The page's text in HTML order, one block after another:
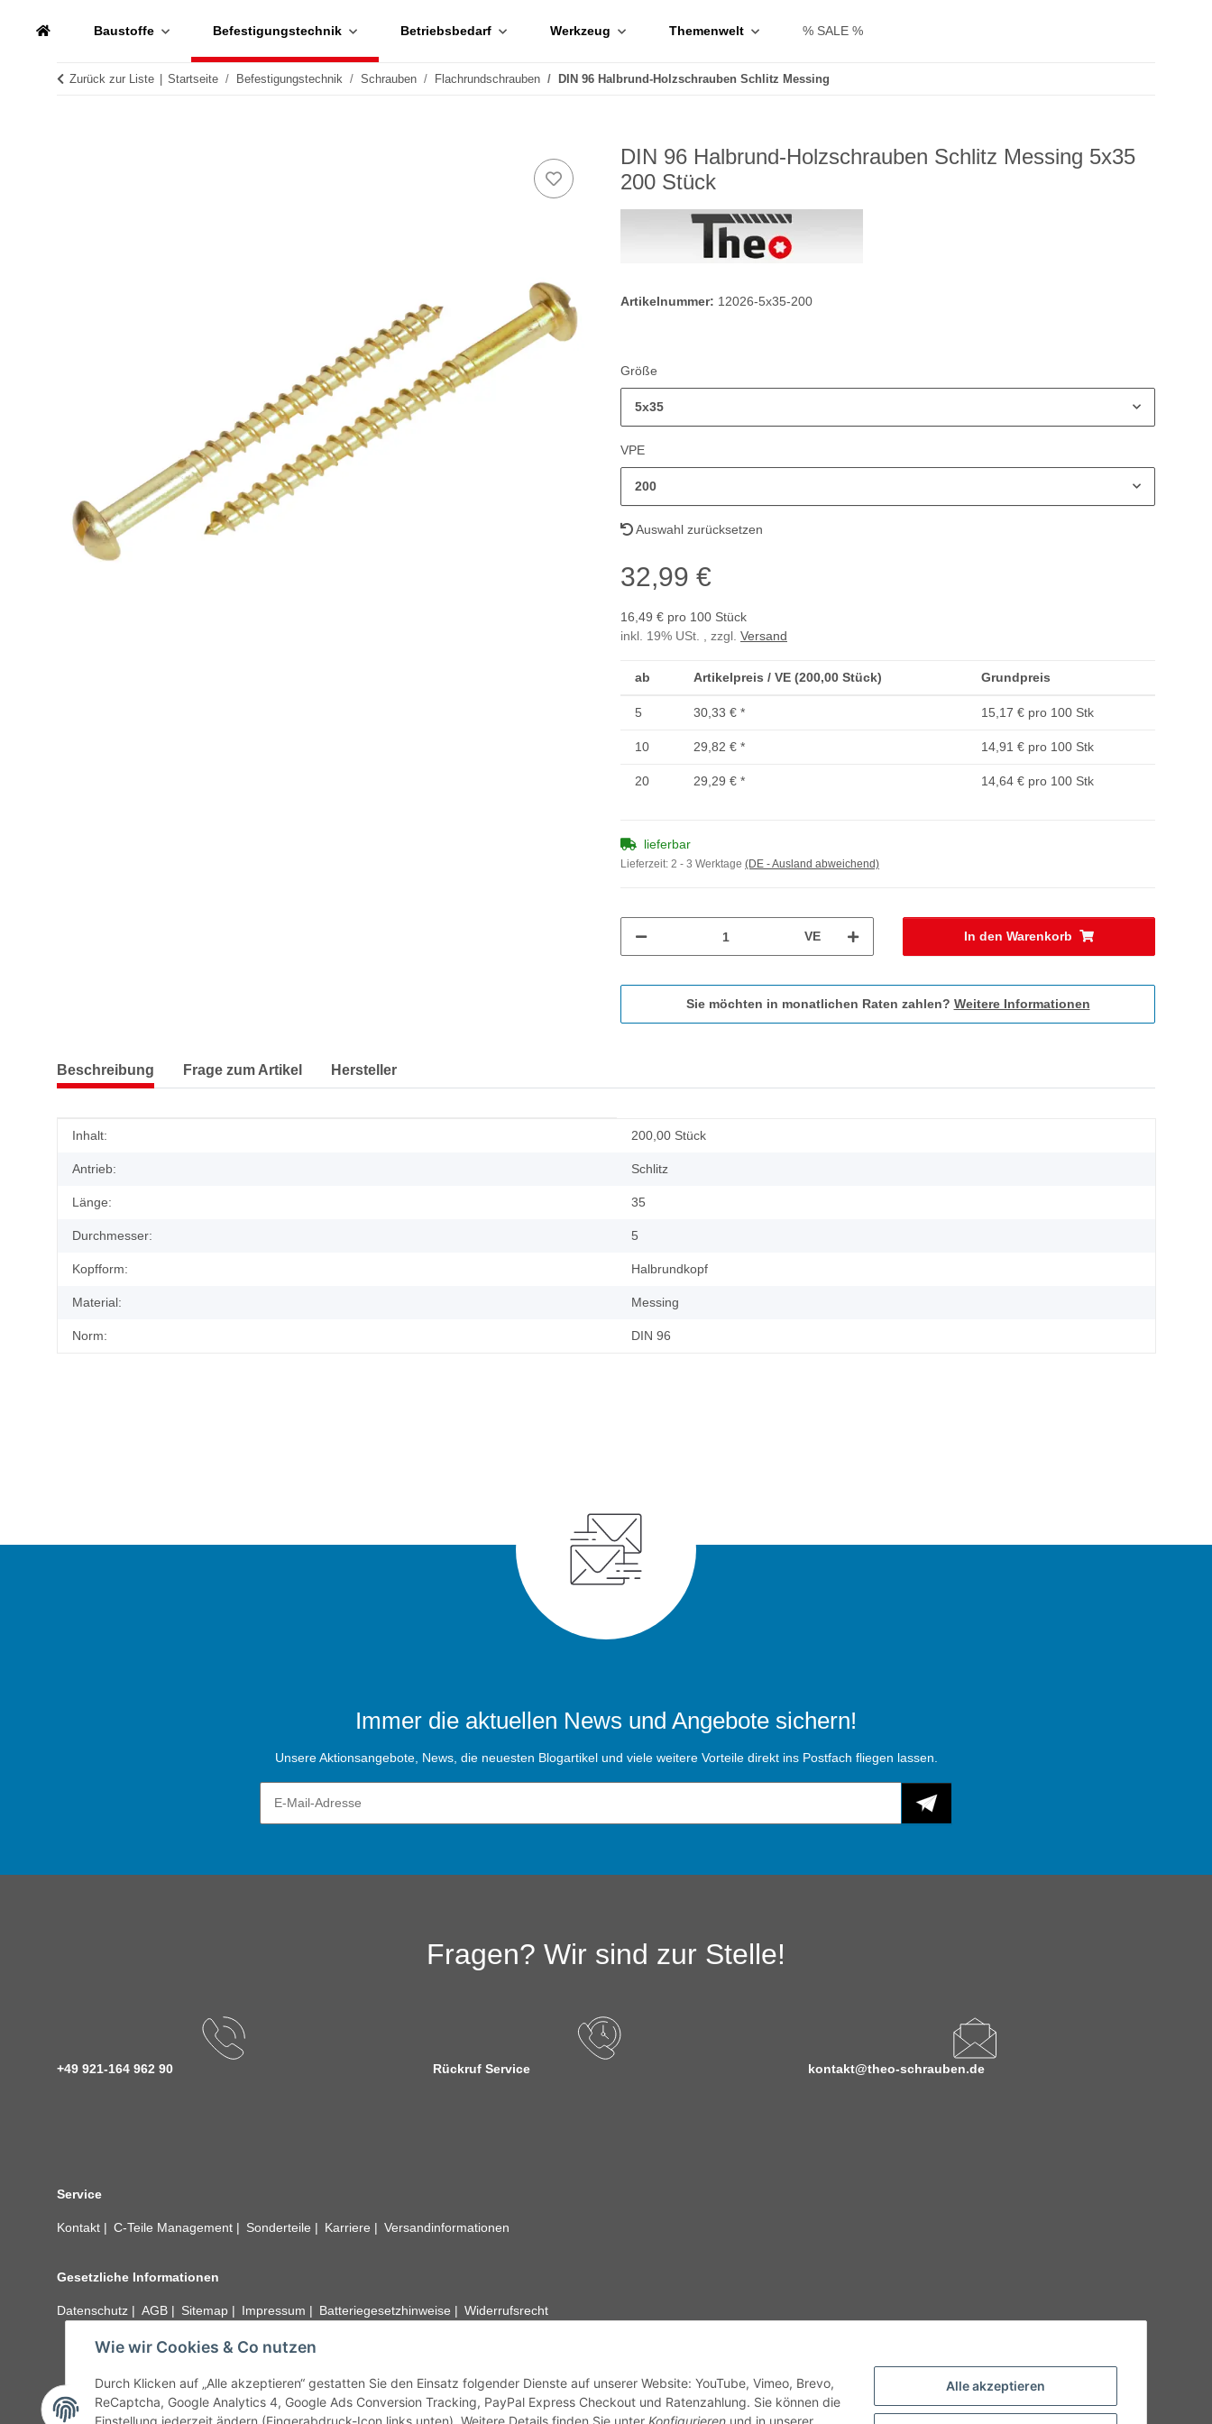
Alle akzeptieren
Wie wir Cookies & Co nutzen
Durch Klicken auf „Alle akzeptieren“ gestatten Sie den Einsatz folgender Dienste auf unserer Website: YouTube, Vimeo, Brevo,
ReCaptcha, Google Analytics 4, Google Ads Conversion Tracking, PayPal Express Checkout und Ratenzahlung. Sie können die
Einstellung jederzeit ändern (Fingerabdruck-Icon links unten). Weitere Details finden Sie unter Konfigurieren und in unserer
Baustoffe Befestigungstechnik Betriebsbedarf Werkzeug Themenwelt % SALE %
Zurück zur Liste Startseite Befestigungstechnik Schrauben Flachrundschrauben DIN 96 Halbrund-Holzschrauben Schlitz Messing
DIN 96 Halbrund-Holzschrauben Schlitz Messing 5x35
200 Stück
Artikelnummer: 12026-5x35-200
Größe
5x35
VPE
200
Auswahl zurücksetzen
32,99 €
16,49 € pro 100 Stück
inkl. 19% USt. , zzgl. Versand
ab Artikelpreis / VE (200,00 Stück) Grundpreis
5 30,33 € * 15,17 € pro 100 Stk
10 29,82 € * 14,91 € pro 100 Stk
20 29,29 € * 14,64 € pro 100 Stk
lieferbar
Lieferzeit: 2 - 3 Werktage (DE - Ausland abweichend)
VE In den Warenkorb
Sie möchten in monatlichen Raten zahlen? Weitere Informationen
Beschreibung Frage zum Artikel Hersteller
Produkteigenschaft
Wert
Inhalt: 200,00 Stück
Antrieb: Schlitz
Länge: 35
Durchmesser: 5
Kopfform: Halbrundkopf
Material: Messing
Norm: DIN 96
Immer die aktuellen News und Angebote sichern!
Unsere Aktionsangebote, News, die neuesten Blogartikel und viele weitere Vorteile direkt ins Postfach fliegen lassen.
Fragen? Wir sind zur Stelle!
+49 921-164 962 90 Rückruf Service kontakt@theo-schrauben.de
Service
Kontakt C-Teile Management Sonderteile Karriere Versandinformationen
Gesetzliche Informationen
Datenschutz AGB Sitemap Impressum Batteriegesetzhinweise Widerrufsrecht
unseren Kundenservice. Abbildungen der Artikel können beispielhaft sein und vom Produkt abweichen.